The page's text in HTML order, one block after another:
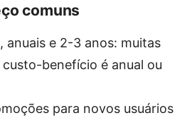
comuns
anuais e 2-3 anos: muitas
benefício é anual ou
para novos usuários